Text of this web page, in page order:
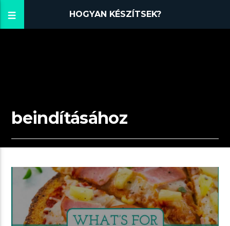
HOGYAN KÉSZÍTSEK?
beindításához
01:21 READ TIME